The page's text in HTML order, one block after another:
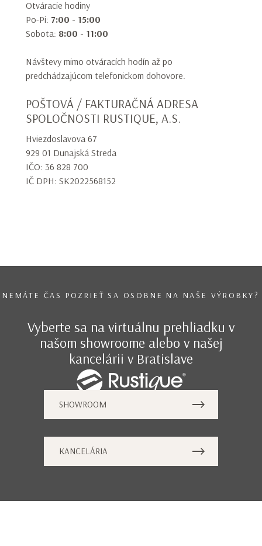
Otváracie hodiny
Po-Pi: 7:00 - 15:00
Sobota: 8:00 - 11:00
Návštevy mimo otváracích hodín až po
predchádzajúcom telefonickom dohovore.
POŠTOVÁ / FAKTURAČNÁ ADRESA
SPOLOČNOSTI RUSTIQUE, A.S.
Hviezdoslavova 67
929 01 Dunajská Streda
IČO: 36 828 700
IČ DPH: SK2022568152
NEMÁTE ČAS POZRIEŤ SA OSOBNE NA NAŠE VÝROBKY?
Vyberte sa na virtuálnu prehliadku v
našom showroome alebo v našej
kancelárii v Bratislave
SHOWROOM
KANCELÁRIA